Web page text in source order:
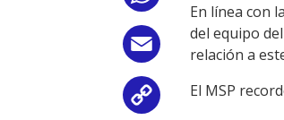
Email
Copy
En línea con
del equipo
relación a
El MSP